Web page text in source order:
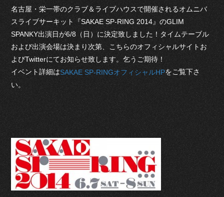
名古屋・栄一帯のクラブ＆ライブハウスで開催されるオムニバ
スライブサーキット『SAKAE SP-RING 2014』のGLIM
SPANKY出演日が6/8（日）に決定致しました！タイムテーブル
および出演会場は決まり次第、こちらのオフィシャルサイトお
よびTwitterにてお知らせ致します。乞うご期待！
イベント詳細はSAKAE SP-RINGオフィシャルHPをご覧下さ
い。